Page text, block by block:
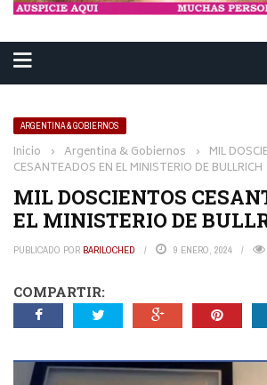
ARGENTINA & GOBIERNOS
Inicio › Argentina & Gobiernos › MIL
CESANTEADOS EN EL MINISTERIO DE BULLRICH
MIL DOSCIENTOS
EL MINISTERIO DE
PUBLICADO POR BARILOCHED 9 ENERO, 2024
COMPARTIR: